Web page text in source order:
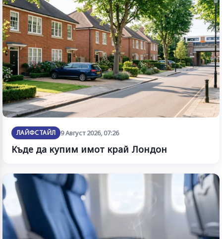
ЛАЙФСТАЙЛ 9 Август 2026, 07:26
Къде да купим имот край Лондон